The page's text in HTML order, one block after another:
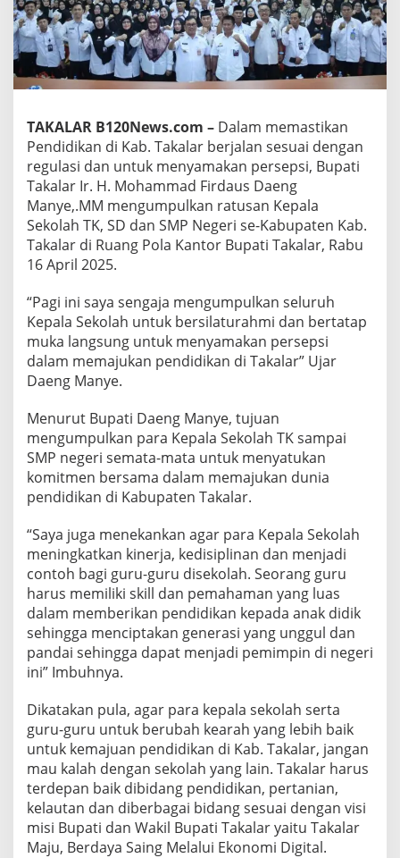
M
u
k
a
S
e
u
r
u
h
K
e
p
a
l
e
k
o
l
a
n
k
a
T
,
S
D
S
M
P
TAKALAR B120News.com – Dalam memastikan
Pendidikan di Kab. Takalar berjalan sesuai dengan
regulasi dan untuk menyamakan persepsi, Bupati
Takalar Ir. H. Mohammad Firdaus Daeng
Manye,.MM mengumpulkan ratusan Kepala
Sekolah TK, SD dan SMP Negeri se-Kabupaten Kab.
Takalar di Ruang Pola Kantor Bupati Takalar, Rabu
16 April 2025.
“Pagi ini saya sengaja mengumpulkan seluruh
Kepala Sekolah untuk bersilaturahmi dan bertatap
muka langsung untuk menyamakan persepsi
dalam memajukan pendidikan di Takalar” Ujar
Daeng Manye.
Menurut Bupati Daeng Manye, tujuan
mengumpulkan para Kepala Sekolah TK sampai
SMP negeri semata-mata untuk menyatukan
komitmen bersama dalam memajukan dunia
pendidikan di Kabupaten Takalar.
“Saya juga menekankan agar para Kepala Sekolah
meningkatkan kinerja, kedisiplinan dan menjadi
contoh bagi guru-guru disekolah. Seorang guru
harus memiliki skill dan pemahaman yang luas
dalam memberikan pendidikan kepada anak didik
sehingga menciptakan generasi yang unggul dan
pandai sehingga dapat menjadi pemimpin di negeri
ini” Imbuhnya.
Dikatakan pula, agar para kepala sekolah serta
guru-guru untuk berubah kearah yang lebih baik
untuk kemajuan pendidikan di Kab. Takalar, jangan
mau kalah dengan sekolah yang lain. Takalar harus
terdepan baik dibidang pendidikan, pertanian,
kelautan dan diberbagai bidang sesuai dengan visi
misi Bupati dan Wakil Bupati Takalar yaitu Takalar
Maju, Berdaya Saing Melalui Ekonomi Digital.